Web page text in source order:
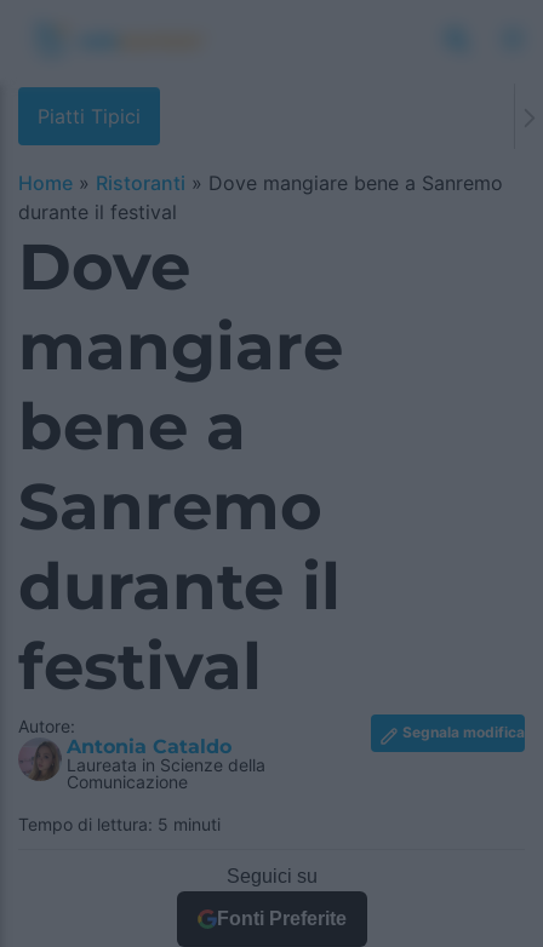
Piatti Tipici
Home » Ristoranti » Dove mangiare bene a Sanremo
durante il festival
Dove
mangiare
bene a
Sanremo
durante il
festival
Autore:
Antonia Cataldo
Laureata in Scienze della
Comunicazione
Segnala modifica
Tempo di lettura: 5 minuti
Seguici su
Fonti Preferite